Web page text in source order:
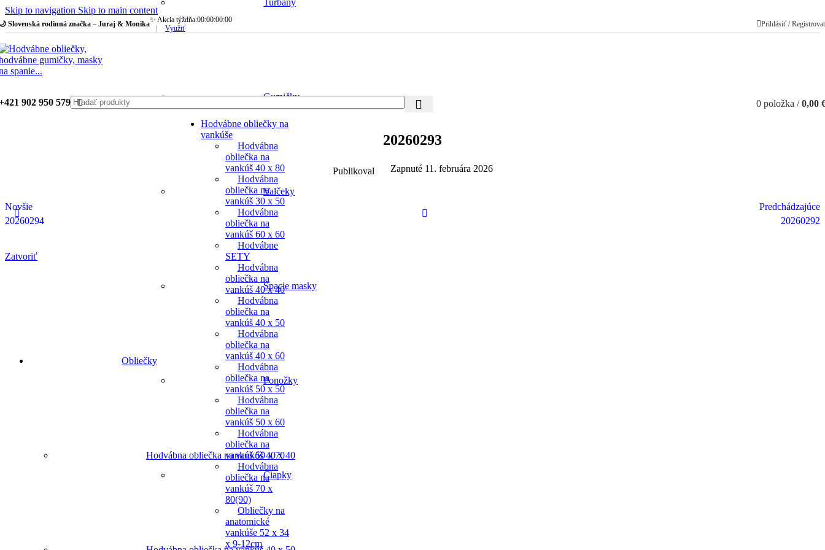
Skip to navigation Skip to main content
Slovenská rodinná značka – Juraj & Monika✨ Akcia týždňa:00:00:00:00
Využiť Prihlásiť /
Turbany
Gumičky
Valčeky
Spacie masky
Ponožky
Čiapky
902 950 579
Hodvábne obliečky na
vankúše
Hodvábna
obliečka na
vankúš 40 x 80
Hodvábna
obliečka na
vankúš 30 x 50
Hodvábna
obliečka na
vankúš 60 x 60
Hodvábne
SETY
Hodvábna
obliečka na
vankúš 40 x 40
Hodvábna
obliečka na
vankúš 40 x 50
Hodvábna
obliečka na
vankúš 40 x 60
Hodvábna
obliečka na
vankúš 50 x 50
Hodvábna
obliečka na
vankúš 50 x 60
Hodvábna
obliečka na
vankúš 50 x 70
Hodvábna
obliečka na
vankúš 70 x
80(90)
Obliečky na
anatomické
vankúše 52 x 34
x 9-12cm
0 položka / 0,00
20260293
Publikoval Zapnuté 11. februára 2026
Novšie
20260294
Predchádzajúce
20260292
Zatvoriť
Obliečky
Hodvábna obliečka na vankúš 40 x 40